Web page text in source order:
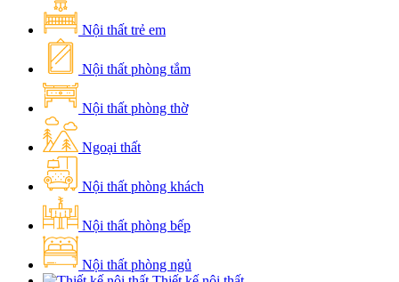
Nội thất trẻ em
Nội thất phòng tắm
Nội thất phòng thờ
Ngoại thất
Nội thất phòng khách
Nội thất phòng bếp
Nội thất phòng ngủ